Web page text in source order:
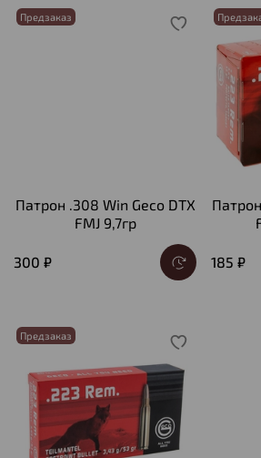
Предзаказ
Патрон .308 Win Geco DTX
FMJ 9,7гр
300 ₽ 185 ₽
Предзаказ